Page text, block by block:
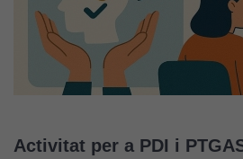
Activitat per a PDI i